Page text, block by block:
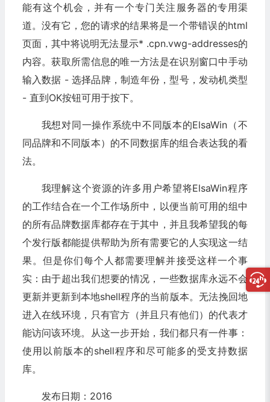
能有这个机会，并有一个专门关注服务器的专用渠
道。没有它，您的请求的结果将是一个带错误的html
页面，其中将说明无法显示* .cpn.vwg-addresses的
内容。获取所需信息的唯一方法是在识别窗口中手动
输入数据 - 选择品牌，制造年份，型号，发动机类型
- 直到OK按钮可用于按下。
我想对同一操作系统中不同版本的ElsaWin（不
同品牌和不同版本）的不同数据库的组合表达我的看
法。
我理解这个资源的许多用户希望将ElsaWin程序
的工作结合在一个工作场所中，以便当前可用的组中
的所有品牌数据库都存在于其中，并且我希望我的每
个发行版都能提供帮助为所有需要它的人实现这一结
果。但是你们每个人都需要理解并接受这样一个事
实：由于超出我们想要的情况，一些数据库永远不会
更新并更新到本地shell程序的当前版本。无法挽回地
进入在线环境，只有官方（并且只有他们）的代表才
能访问该环境。从这一步开始，我们都只有一件事：
使用以前版本的shell程序和尽可能多的受支持数据
库。
发布日期：2016